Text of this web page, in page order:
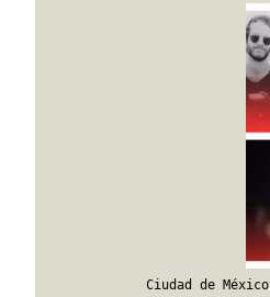
Ciudad de México